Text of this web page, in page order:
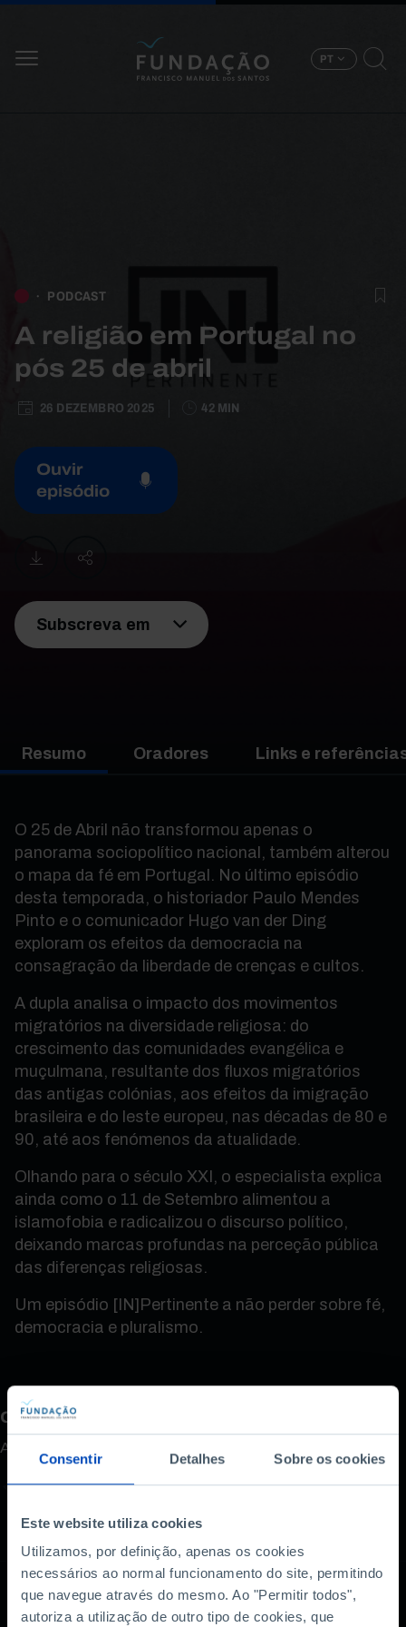
Consentir Detalhes Sobre os cookies
Este website utiliza cookies
Utilizamos, por definição, apenas os cookies
necessários ao normal funcionamento do site, permitindo
que navegue através do mesmo. Ao "Permitir todos",
autoriza a utilização de outro tipo de cookies, que
PT
PODCAST
A religião em Portugal no
pós 25 de abril
26 DEZEMBRO 2025 42 MIN
Ouvir
episódio
Subscreva em
Resumo Oradores Links e
O 25 de Abril não transformou apenas o
panorama sociopolítico nacional, também alterou
o mapa da fé em Portugal. No último episódio
desta temporada, o historiador Paulo Mendes
Pinto e o comunicador Hugo van der Ding
exploram os efeitos da democracia na
consagração da liberdade de crenças e cultos.
A dupla analisa o impacto dos movimentos
migratórios na diversidade religiosa: do
crescimento das comunidades evangélica e
muçulmana, resultante dos fluxos migratórios
das antigas colónias, aos efeitos da imigração
brasileira e do leste europeu, nas décadas de 80 e
90, até aos fenómenos da atualidade.
Olhando para o século XXI, o especialista explica
ainda como o 11 de Setembro alimentou a
islamofobia e radicalizou o discurso político,
deixando marcas profundas na perceção pública
das diferenças religiosas.
Um episódio [IN]Pertinente a não perder sobre fé,
democracia e pluralismo.
Como avalia este conteúdo?
A sua opinião é importante.